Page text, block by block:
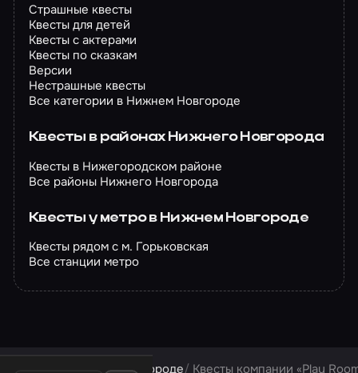
Страшные квесты
Квесты для детей
Квесты с актерами
Квесты по сказкам
Версии
Нестрашные квесты
Все категории в Нижнем Новгороде
Квесты в районах Нижнего Новгорода
Квесты в Нижегородском районе
Все районы Нижнего Новгорода
Квесты у метро в Нижнем Новгороде
Квесты рядом с м. Горьковская
Все станции метро
Квесты в Нижнем Новгороде Квесты компании «Play